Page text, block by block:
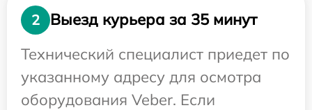
2
Выезд курьера за 35 минут
Технический специалист приедет по
указанному адресу для осмотра
оборудования Veber. Если